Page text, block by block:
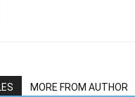
MORE FROM AUTHOR